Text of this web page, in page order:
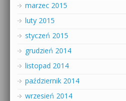
marzec 2015
luty 2015
styczeń 2015
grudzień 2014
listopad 2014
październik 2014
wrzesień 2014